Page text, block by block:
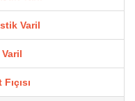
Varil